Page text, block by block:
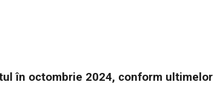
în octombrie 2024, conform